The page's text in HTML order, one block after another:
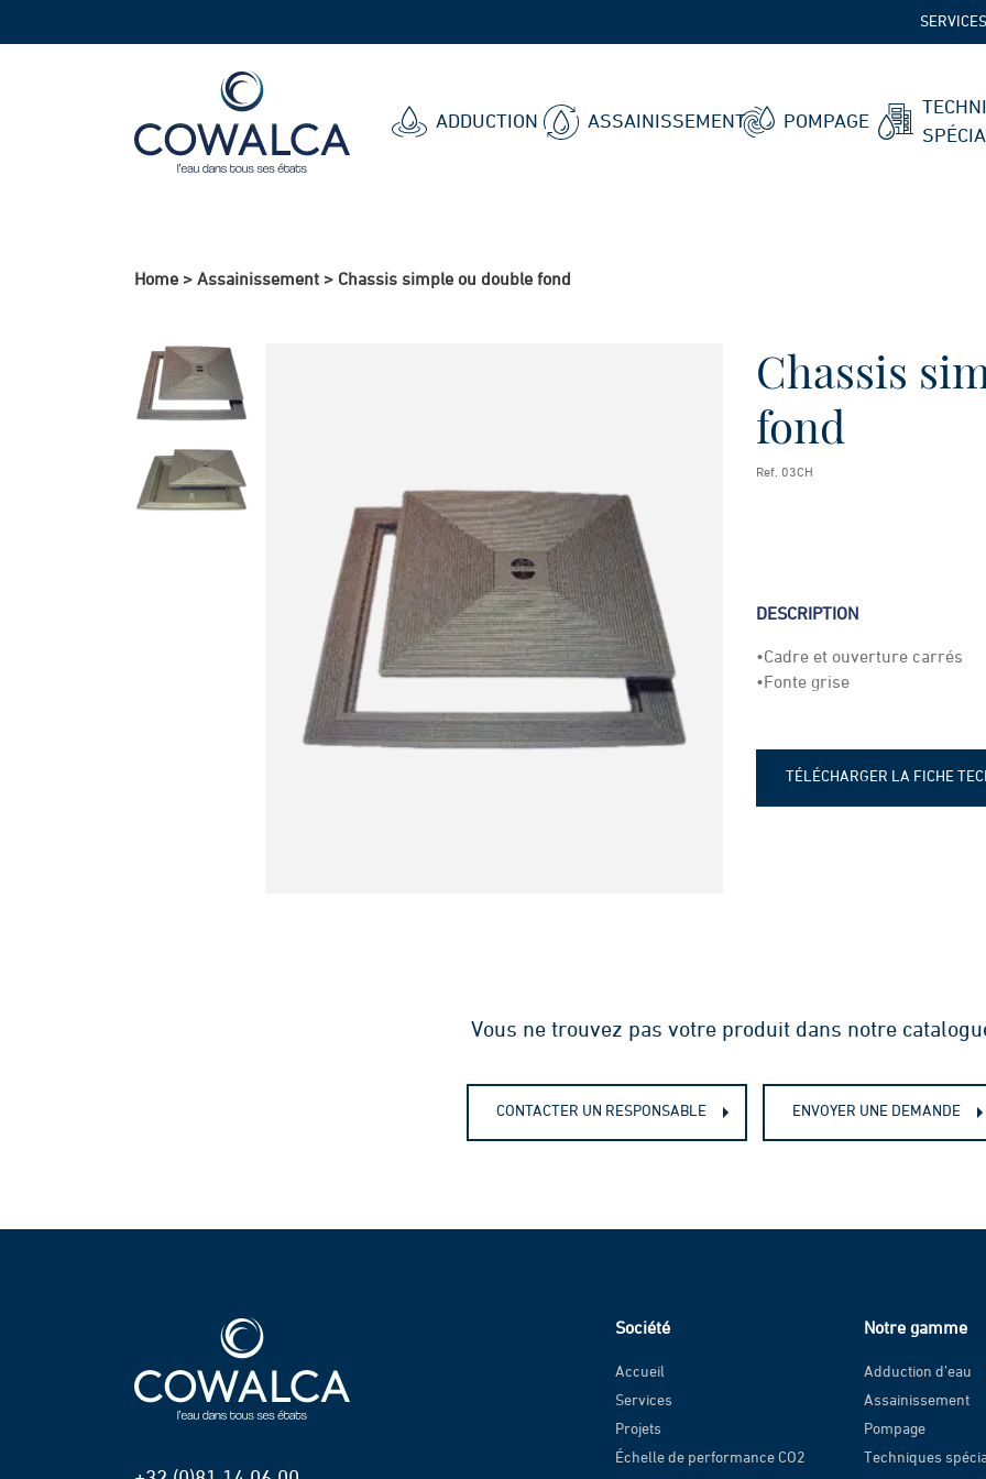
ADDUCTION ASSAINISSEMENT POMPAGE
SERVICES
Home > Assainissement > Chassis simple ou double fond
Chassis
fond
Ref. 03CH
DESCRIPTION
•Cadre et ouverture carrés
•Fonte grise
TÉLÉCHARGER LA FICHE
Vous ne trouvez pas votre produit dans notre
CONTACTER UN RESPONSABLE ENVOYER UNE DEMANDE
Société
Accueil
Services
Projets
Échelle de performance CO2
Notre gamme
Adduction d’eau
Assainissement
Pompage
Techniques